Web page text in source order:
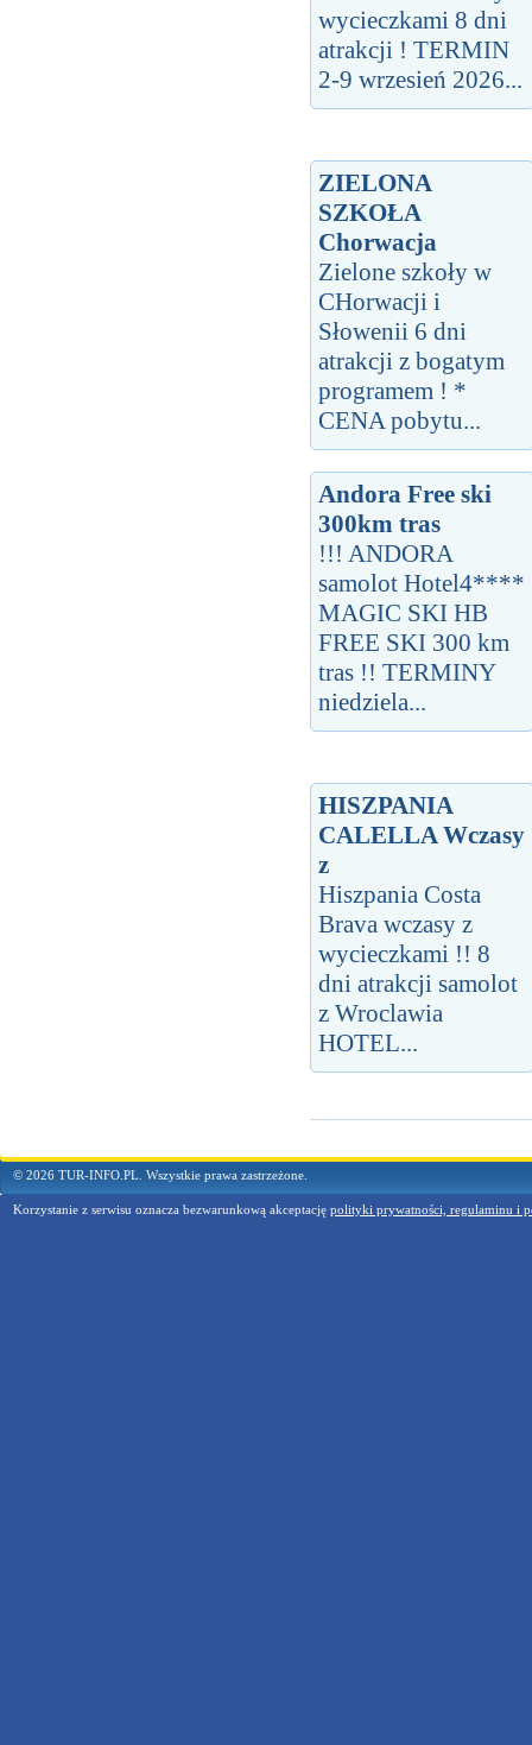
wycieczkami 8 dni
atrakcji ! TERMIN
2-9 wrzesień 2026...
ZIELONA
SZKOŁA
Chorwacja
Zielone szkoły w
CHorwacji i
Słowenii 6 dni
atrakcji z bogatym
programem ! *
CENA pobytu...
Andora Free ski
300km tras
!!! ANDORA
samolot Hotel4****
MAGIC SKI HB
FREE SKI 300 km
tras !! TERMINY
niedziela...
HISZPANIA
CALELLA Wczasy
z
Hiszpania Costa
Brava wczasy z
wycieczkami !! 8
dni atrakcji samolot
z Wroclawia
HOTEL...
© 2026 TUR-INFO.PL. Wszystkie prawa zastrzeżone.
Korzystanie z serwisu oznacza bezwarunkową akceptację polityki prywatności, regulaminu i